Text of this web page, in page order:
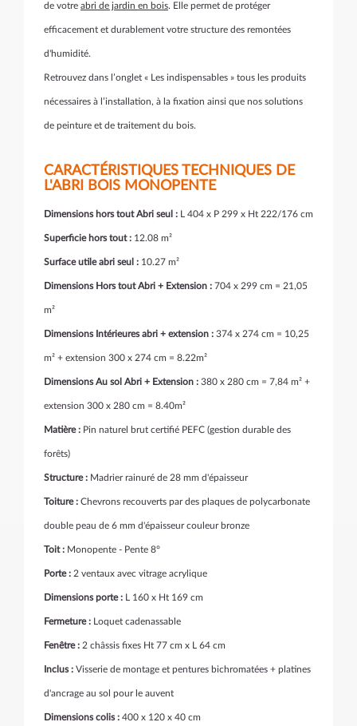
de votre abri de jardin en bois. Elle permet de protéger
efficacement et durablement votre structure des remontées
d'humidité.
Retrouvez dans l’onglet « Les indispensables » tous les produits
nécessaires à l’installation, à la fixation ainsi que nos solutions
de peinture et de traitement du bois.
CARACTÉRISTIQUES TECHNIQUES DE
L'ABRI BOIS MONOPENTE
Dimensions hors tout Abri seul : L 404 x P 299 x Ht 222/176 cm
Superficie hors tout : 12.08 m²
Surface utile abri seul : 10.27 m²
Dimensions Hors tout Abri + Extension : 704 x 299 cm = 21,05
m²
Dimensions Intérieures abri + extension : 374 x 274 cm = 10,25
m² + extension 300 x 274 cm = 8.22m²
Dimensions Au sol Abri + Extension : 380 x 280 cm = 7,84 m² +
extension 300 x 280 cm = 8.40m²
Matière : Pin naturel brut certifié PEFC (gestion durable des
forêts)
Structure : Madrier rainuré de 28 mm d'épaisseur
Toiture : Chevrons recouverts par des plaques de polycarbonate
double peau de 6 mm d'épaisseur couleur bronze
Toit : Monopente - Pente 8°
Porte : 2 ventaux avec vitrage acrylique
Dimensions porte : L 160 x Ht 169 cm
Fermeture : Loquet cadenassable
Fenêtre : 2 châssis fixes Ht 77 cm x L 64 cm
Inclus : Visserie de montage et pentures bichromatées + platines
d'ancrage au sol pour le auvent
Dimensions colis : 400 x 120 x 40 cm